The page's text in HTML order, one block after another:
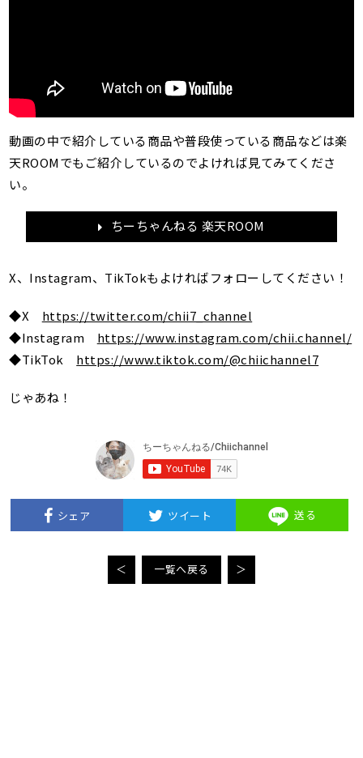
動画の中で紹介している商品や普段使っている商品などは楽
天ROOMでもご紹介しているのでよければ見てみてくださ
い。
ちーちゃんねる 楽天ROOM
X、Instagram、TikTokもよければフォローしてください！
◆X https://twitter.com/chii7_channel
◆Instagram https://www.instagram.com/chii.channel/
◆TikTok https://www.tiktok.com/@chiichannel7
じゃあね！
シェア ツイート 送る
＜ 一覧へ戻る ＞